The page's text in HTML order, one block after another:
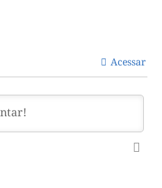
Acessar